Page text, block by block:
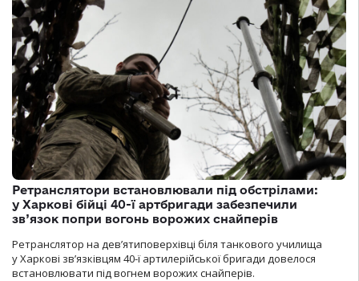
Ретранслятори встановлювали під обстрілами:
у Харкові бійці 40-ї артбригади забезпечили
зв’язок попри вогонь ворожих снайперів
Ретранслятор на дев’ятиповерхівці біля танкового училища
у Харкові зв’язківцям 40-ї артилерійської бригади довелося
встановлювати під вогнем ворожих снайперів.